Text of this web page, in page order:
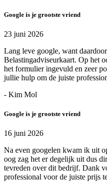
Google is je grootste vriend
23 juni 2026
Lang leve google, want
Belastingadviseurkaart. Op het
het formulier ingevuld en zeer
jullie hulp om de juiste
- Kim Mol
Google is je grootste vriend
16 juni 2026
Na even googelen kwam ik uit
oog zag het er degelijk uit dus
tevreden over dit bedrijf. Dank
professional voor de juiste prijs